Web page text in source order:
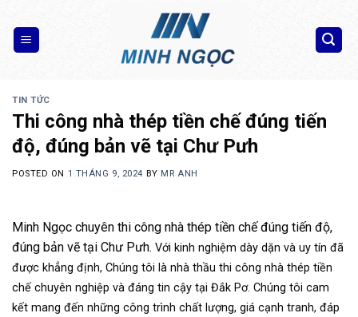
content
TIN TỨC
Thi công nhà thép tiền chế đúng tiến
độ, đúng bản vẽ tại Chư Pưh
POSTED ON 1 THÁNG 9, 2024 BY MR ANH
Minh Ngọc chuyên thi công nhà thép tiền chế đúng tiến độ,
đúng bản vẽ tại Chư Pưh. Với kinh nghiệm dày dặn và uy tín đã
được khẳng định, Chúng tôi là nhà thầu thi công nhà thép tiền
chế chuyên nghiệp và đáng tin cậy tại Đắk Pơ. Chúng tôi cam
kết mang đến những công trình chất lượng, giá cạnh tranh, đáp